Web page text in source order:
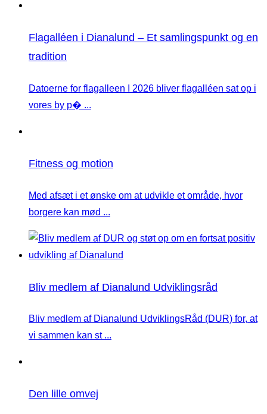
Flagalléen i Dianalund – Et samlingspunkt og en
tradition
Datoerne for flagalleen I 2026 bliver flagalléen sat op i
vores by p� ...
Fitness og motion
Med afsæt i et ønske om at udvikle et område, hvor
borgere kan mød ...
Bliv medlem af Dianalund Udviklingsråd
Bliv medlem af Dianalund UdviklingsRåd (DUR) for, at
vi sammen kan st ...
Den lille omvej